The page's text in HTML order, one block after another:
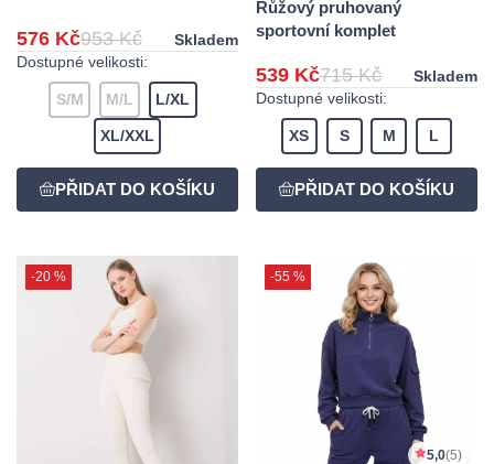
576 Kč953 Kč
Skladem
Dostupné velikosti:
S/M M/L L/XL
XL/XXL
Růžový pruhovaný
sportovní komplet
539 Kč715 Kč
Skladem
Dostupné velikosti:
XS S M L
-20 % -55 %
5,0(5)